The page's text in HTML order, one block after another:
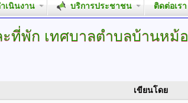
เนินงาน บริการประชาชน ติดต่อเรา
ะที่พัก เทศบาลตำบลบ้านหม้อ
เขียนโดย